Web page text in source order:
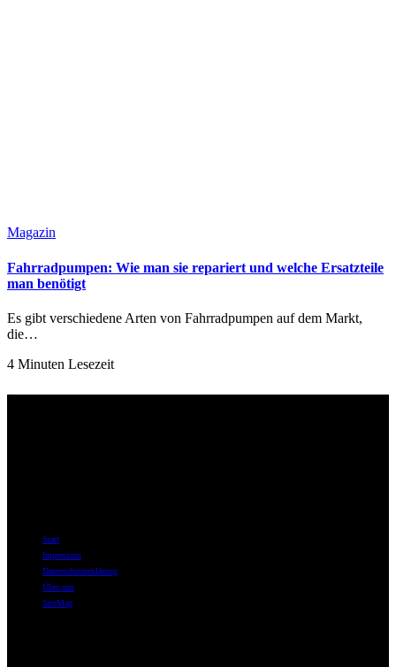
Magazin
Fahrradpumpen: Wie man sie repariert und welche Ersatzteile
man benötigt
Es gibt verschiedene Arten von Fahrradpumpen auf dem Markt,
die…
4 Minuten Lesezeit
Start
Impressum
Datenschutzerklärung
Über uns
SiteMap